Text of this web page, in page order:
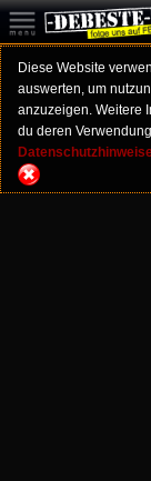
Diese Website
auswerten, um
anzuzeigen. Weitere
du deren